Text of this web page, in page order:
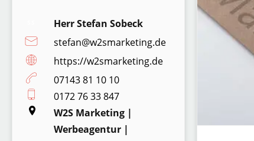
Herr Stefan Sobeck
stefan@w2smarketing.de
https://w2smarketing.de
07143 81 10 10
0172 76 33 847
W2S Marketing |
Werbeagentur |